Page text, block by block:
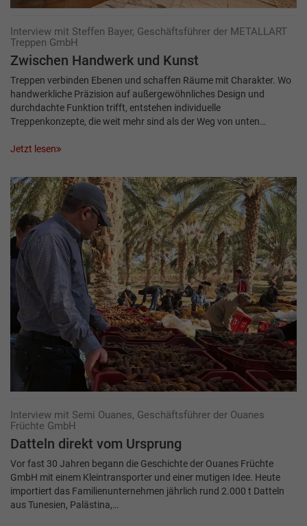
Interview mit Steffen Bayer, Geschäftsführer der METALLART
Treppen GmbH
Zwischen Hand­werk und Kunst
Treppen verbinden Ebenen und schaffen Räume mit Charakter. Wo
handwerkliche Präzision auf außergewöhnliches Design und
durchdachte Funktion trifft, entstehen individuelle
Treppenkonzepte, die weit mehr sind als der Weg von unten…
Jetzt lesen
Interview mit Semi Ouanes, Geschäftsführer der Ouanes
Früchte GmbH
Datteln direkt vom Ursprung
Vor fast 30 Jahren begann die Geschichte der Ouanes Früchte
GmbH mit einem Kleintransporter und einer mutigen Idee. Heute
importiert das Familienunternehmen jährlich rund 2.000 t Datteln
aus Tunesien, Palästina,…